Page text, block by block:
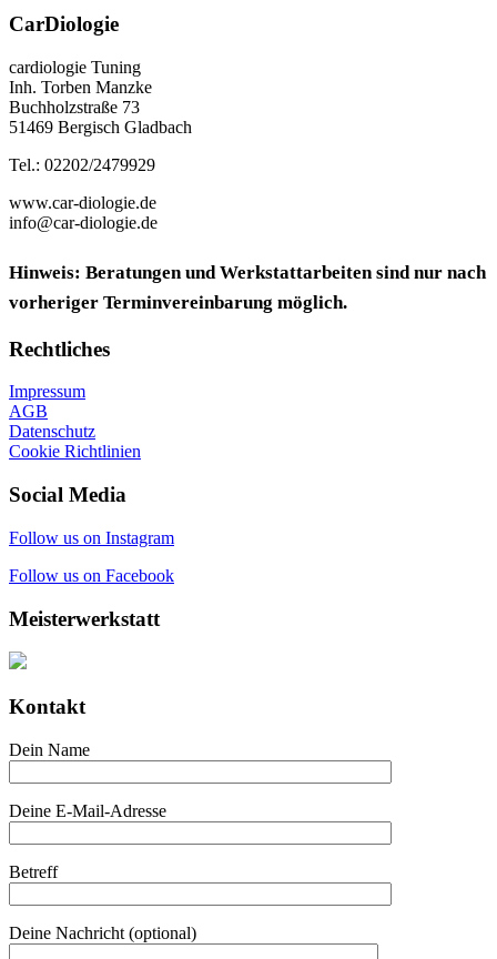
CarDiologie
cardiologie Tuning
Inh. Torben Manzke
Buchholzstraße 73
51469 Bergisch Gladbach
Tel.: 02202/2479929
www.car-diologie.de
info@car-diologie.de
Hinweis: Beratungen und Werkstattarbeiten sind nur nach
vorheriger Terminvereinbarung möglich.
Rechtliches
Impressum
AGB
Datenschutz
Cookie Richtlinien
Social Media
Follow us on Instagram
Follow us on Facebook
Meisterwerkstatt
Kontakt
Dein Name
Deine E-Mail-Adresse
Betreff
Deine Nachricht (optional)